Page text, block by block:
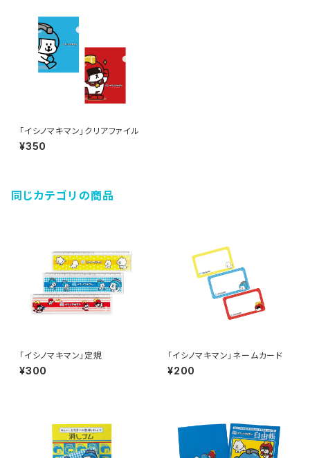
「イシノマキマン」クリアファイル
¥350
同じカテゴリの商品
「イシノマキマン」定規
¥300
「イシノマキマン」ネームカード
¥200